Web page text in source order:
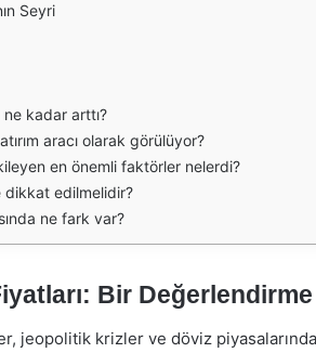
Seyri
ne kadar arttı?
aracı olarak görülüyor?
en önemli faktörler nelerdi?
dikkat edilmelidir?
ne fark var?
Bir Değerlendirme
jeopolitik krizler ve döviz